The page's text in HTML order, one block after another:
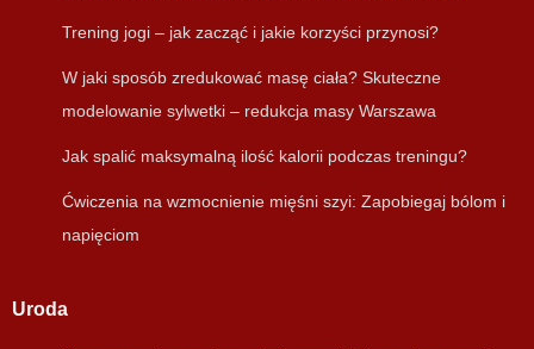
Trening jogi – jak zacząć i jakie korzyści przynosi?
W jaki sposób zredukować masę ciała? Skuteczne
modelowanie sylwetki – redukcja masy Warszawa
Jak spalić maksymalną ilość kalorii podczas treningu?
Ćwiczenia na wzmocnienie mięśni szyi: Zapobiegaj bólom i
napięciom
Uroda